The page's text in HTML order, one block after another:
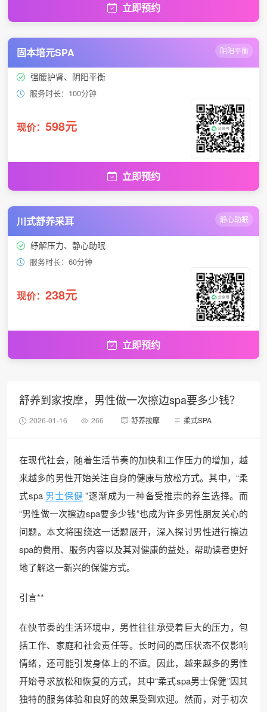
立即预约
固本培元SPA 阴阳平衡
强腰护肾、阴阳平衡
服务时长：100分钟
现价： 598元
立即预约
川式舒养采耳 静心助眠
纾解压力、静心助眠
服务时长：60分钟
现价： 238元
立即预约
舒养到家按摩，男性做一次擦边spa要多少钱？
2026-01-16 266 舒养按摩 柔式SPA
在现代社会，随着生活节奏的加快和工作压力的增加，越
来越多的男性开始关注自身的健康与放松方式。其中，“柔
式spa 男士保健 ”逐渐成为一种备受推崇的养生选择。而
“男性做一次擦边spa要多少钱”也成为许多男性朋友关心的
问题。本文将围绕这一话题展开，深入探讨男性进行擦边
spa的费用、服务内容以及其对健康的益处，帮助读者更好
地了解这一新兴的保健方式。
引言**
在快节奏的生活环境中，男性往往承受着巨大的压力，包
括工作、家庭和社会责任等。长时间的高压状态不仅影响
情绪，还可能引发身体上的不适。因此，越来越多的男性
开始寻求放松和恢复的方式，其中“柔式spa男士保健”因其
独特的服务体验和良好的效果受到欢迎。然而，对于初次